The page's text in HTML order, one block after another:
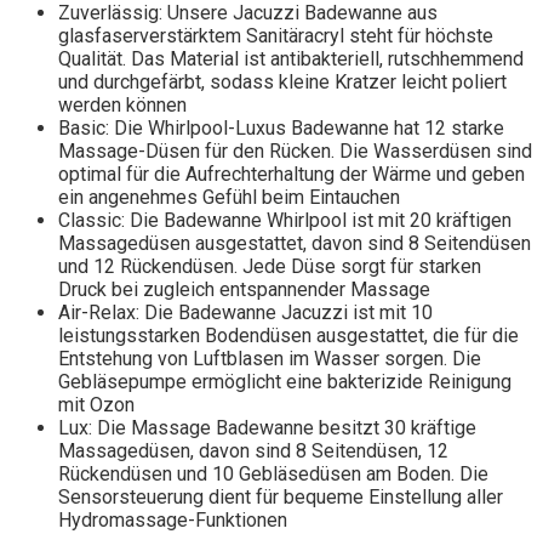
Zuverlässig: Unsere Jаcuzzi Badewanne aus
glasfaserverstärktem Sanitäracryl steht für höchste
Qualität. Das Material ist antibakteriell, rutschhemmend
und durchgefärbt, sodass kleine Kratzer leicht poliert
werden können
Basic: Die Whirlpоol-Luxus Badewanne hat 12 starke
Massage-Düsen für den Rücken. Die Wasserdüsen sind
optimal für die Aufrechterhaltung der Wärme und geben
ein angenehmes Gefühl beim Eintauchen
Classic: Die Badewanne Whirlpоol ist mit 20 kräftigen
Massagedüsen ausgestattet, davon sind 8 Seitendüsen
und 12 Rückendüsen. Jede Düse sorgt für starken
Druck bei zugleich entspannender Massage
Air-Relax: Die Badewanne Jаcuzzi ist mit 10
leistungsstarken Bodendüsen ausgestattet, die für die
Entstehung von Luftblasen im Wasser sorgen. Die
Gebläsepumpe ermöglicht eine bakterizide Reinigung
mit Ozon
Lux: Die Massage Badewanne besitzt 30 kräftige
Massagedüsen, davon sind 8 Seitendüsen, 12
Rückendüsen und 10 Gebläsedüsen am Boden. Die
Sensorsteuerung dient für bequeme Einstellung aller
Hydromassage-Funktionen